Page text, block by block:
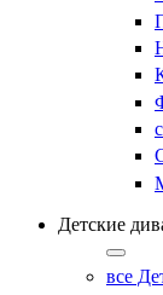
Детские
все